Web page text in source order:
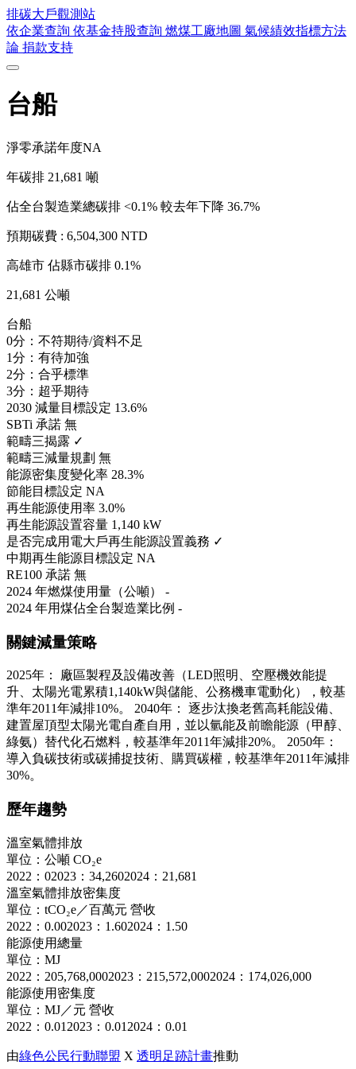
排碳大戶觀測站
依企業查詢 依基金持股查詢 燃煤工廠地圖 氣候績效指標方法
論 捐款支持
台船
淨零承諾年度NA
年碳排 21,681 噸
佔全台製造業總碳排 <0.1% 較去年下降 36.7%
預期碳費 : 6,504,300 NTD
高雄市 佔縣市碳排 0.1%
21,681 公噸
台船
0分：不符期待/資料不足
1分：有待加強
2分：合乎標準
3分：超乎期待
2030 減量目標設定 13.6%
SBTi 承諾 無
範疇三揭露 ✓
範疇三減量規劃 無
能源密集度變化率 28.3%
節能目標設定 NA
再生能源使用率 3.0%
再生能源設置容量 1,140 kW
是否完成用電大戶再生能源設置義務 ✓
中期再生能源目標設定 NA
RE100 承諾 無
2024 年燃煤使用量（公噸） -
2024 年用煤佔全台製造業比例 -
關鍵減量策略
2025年： 廠區製程及設備改善（LED照明、空壓機效能提
升、太陽光電累積1,140kW與儲能、公務機車電動化），較基
準年2011年減排10%。 2040年： 逐步汰換老舊高耗能設備、
建置屋頂型太陽光電自產自用，並以氫能及前瞻能源（甲醇、
綠氨）替代化石燃料，較基準年2011年減排20%。 2050年：
導入負碳技術或碳捕捉技術、購買碳權，較基準年2011年減排
30%。
歷年趨勢
溫室氣體排放
單位：公噸 CO₂e
2022：02023：34,2602024：21,681
溫室氣體排放密集度
單位：tCO₂e／百萬元 營收
2022：0.002023：1.602024：1.50
能源使用總量
單位：MJ
2022：205,768,0002023：215,572,0002024：174,026,000
能源使用密集度
單位：MJ／元 營收
2022：0.01 2023：0.01 2024：0.01
由綠色公民行動聯盟 X 透明足跡計畫推動